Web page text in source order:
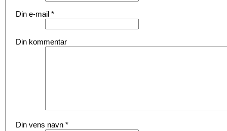
Din e-mail *
Din kommentar
Din vens navn *